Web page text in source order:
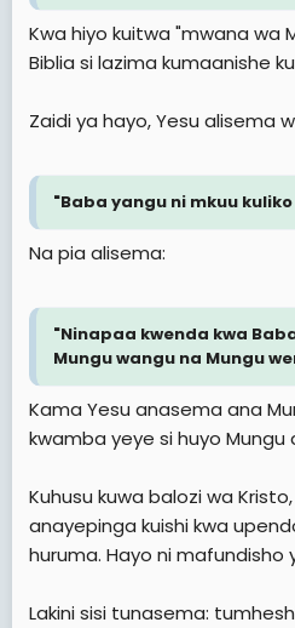
Kwa hiyo kuitwa "mwana wa
Biblia si lazima kumaanishe
Zaidi ya hayo, Yesu alisema
"Baba yangu ni mkuu
Na pia alisema:
"Ninapaa kwenda kwa
Mungu wangu na Mungu
Kama Yesu anasema ana
kwamba yeye si huyo
Kuhusu kuwa balozi wa
anayepinga kuishi kwa
huruma. Hayo ni mafundisho
Lakini sisi tunasema: